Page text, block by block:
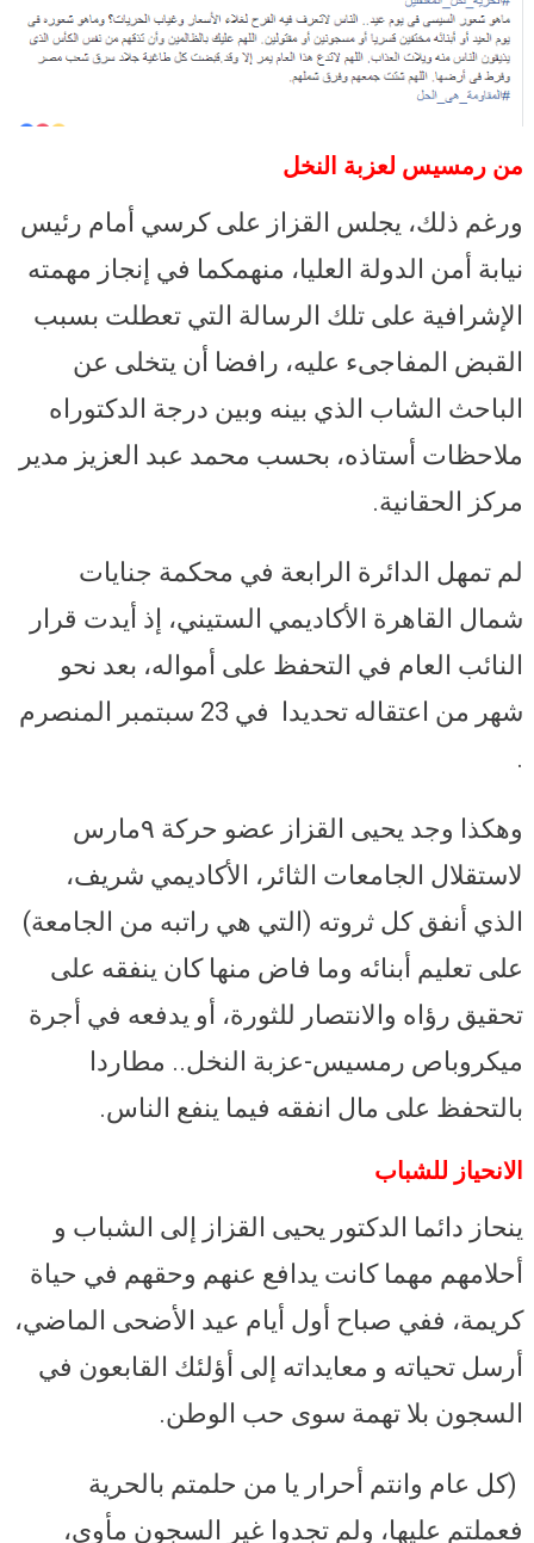
من رمسيس لعزبة النخل
ورغم ذلك، يجلس القزاز على كرسي أمام رئيس
نيابة أمن الدولة العليا، منهمكما في إنجاز مهمته
الإشرافية على تلك الرسالة التي تعطلت بسبب
القبض المفاجىء عليه، رافضا أن يتخلى عن
الباحث الشاب الذي بينه وبين درجة الدكتوراه
ملاحظات أستاذه، بحسب محمد عبد العزيز مدير
مركز الحقانية.
لم تمهل الدائرة الرابعة في محكمة جنايات
شمال القاهرة الأكاديمي الستيني، إذ أيدت قرار
النائب العام في التحفظ على أمواله، بعد نحو
شهر من اعتقاله تحديدا في 23 سبتمبر المنصرم
.
وهكذا وجد يحيى القزاز عضو حركة ٩مارس
لاستقلال الجامعات الثائر، الأكاديمي شريف،
الذي أنفق كل ثروته (التي هي راتبه من الجامعة)
على تعليم أبنائه وما فاض منها كان ينفقه على
تحقيق رؤاه والانتصار للثورة، أو يدفعه في أجرة
ميكروباص رمسيس-عزبة النخل.. مطاردا
بالتحفظ على مال انفقه فيما ينفع الناس.
الانحياز للشباب
ينحاز دائما الدكتور يحيى القزاز إلى الشباب و
أحلامهم مهما كانت يدافع عنهم وحقهم في حياة
كريمة، ففي صباح أول أيام عيد الأضحى الماضي،
أرسل تحياته و معايداته إلى أؤلئك القابعون في
السجون بلا تهمة سوى حب الوطن.
(كل عام وانتم أحرار يا من حلمتم بالحرية
فعملتم عليها، ولم تجدوا غير السجون مأوى،